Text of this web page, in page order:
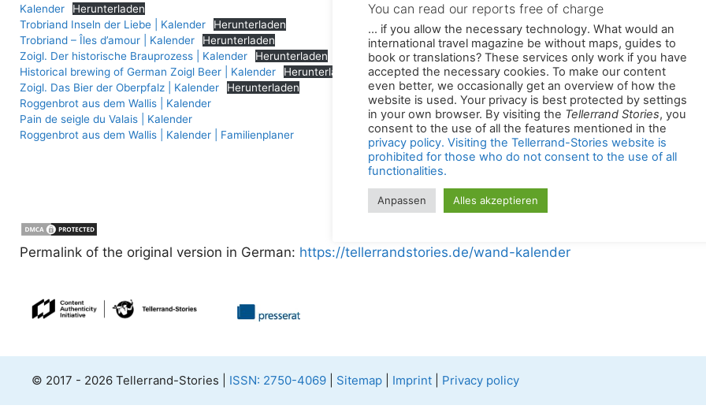
Kalender
Herunterladen
Trobriand Inseln der Liebe | Kalender
Herunterladen
Trobriand – Îles d’amour | Kalender
Herunterladen
Zoigl. Der historische Brauprozess | Kalender
Herunterladen
Historical brewing of German Zoigl Beer | Kalender
Herunterladen
Zoigl. Das Bier der Oberpfalz | Kalender
Herunterladen
Roggenbrot aus dem Wallis | Kalender
Pain de seigle du Valais | Kalender
Roggenbrot aus dem Wallis | Kalender | Familienplaner
Auf der Seidenstraße durch das Pamir-Gebirge | Kalender
Auf der Seidenstraße über das Pamir Gebirge | Kalender |
Familienplaner
Herunterladen
Früchte der Karibik | Kalender
Herunterladen
Fruits of Grenada | Kalender
Herunterladen
Délices des Caraïbes | Kalender
Herunterladen
Früchte der Karibik | Kalender | Familienplaner
Fès – Marokko wie im Mittelalter | Kalender
Fés – Marokko wie im Mittelalter | Kalender |
Welterbe Bad Kissingen | Kalender
Herunterladen
Welterbe Bad Kissingen | Kalender | Familienplaner
Die Gärtnerstadt Bamberg gehört zum Welterbe |
Familienplaner
Herunterladen
Permalink of the original version in German: https://tellerrandstories.de/wand-kalender
© 2017 - 2026 Tellerrand-Stories | ISSN: 2750-4069 Sitemap Imprint Privacy policy
You can read our reports free of charge
... if you allow the necessary technology. What would an
international travel magazine be without maps, guides to
book or translations? These services only work if you have
accepted the necessary cookies. To make our content
even better, we occasionally get an overview of how the
website is used. Your privacy is best protected by settings
in your own browser. By visiting the Tellerrand Stories, you
consent to the use of all the features mentioned in the
privacy policy. Visiting the Tellerrand-Stories website is
prohibited for those who do not consent to the use of all
functionalities.
Anpassen Alles akzeptieren